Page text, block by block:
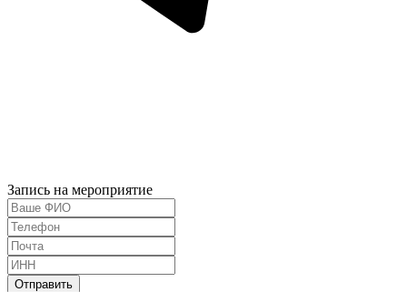
Запись на мероприятие